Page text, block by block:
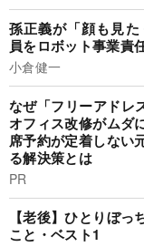
孫正義が「顔も見
員をロボット事業責
小倉健一
なぜ「フリーアドレ
オフィス改修がムダ
席予約が定着しない
る解決策とは
PR
【老後】ひとりぼ
こと・ベスト1